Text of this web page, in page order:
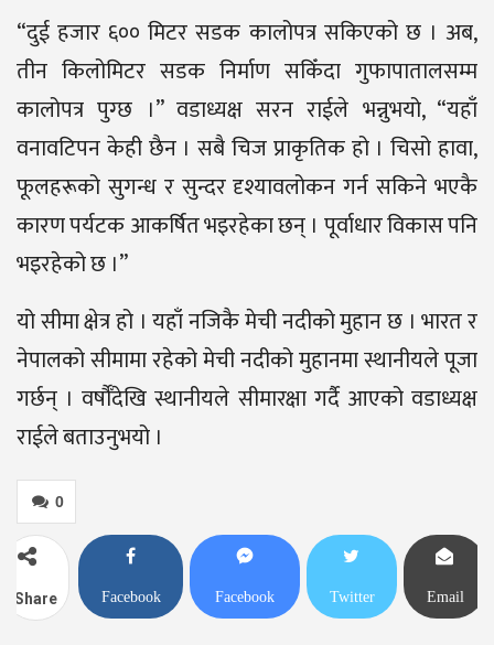
“दुई हजार ६०० मिटर सडक कालोपत्र सकिएको छ । अब,
तीन किलोमिटर सडक निर्माण सकिँदा गुफापातालसम्म
कालोपत्र पुग्छ ।” वडाध्यक्ष सरन राईले भन्नुभयो, “यहाँ
वनावटिपन केही छैन । सबै चिज प्राकृतिक हो । चिसो हावा,
फूलहरूको सुगन्ध र सुन्दर दृश्यावलोकन गर्न सकिने भएकै
कारण पर्यटक आकर्षित भइरहेका छन् । पूर्वाधार विकास पनि
भइरहेको छ ।”
यो सीमा क्षेत्र हो । यहाँ नजिकै मेची नदीको मुहान छ । भारत र
नेपालको सीमामा रहेको मेची नदीको मुहानमा स्थानीयले पूजा
गर्छन् । वर्षौँदेखि स्थानीयले सीमारक्षा गर्दै आएको वडाध्यक्ष
राईले बताउनुभयो ।
0
Share Facebook Facebook Twitter Email